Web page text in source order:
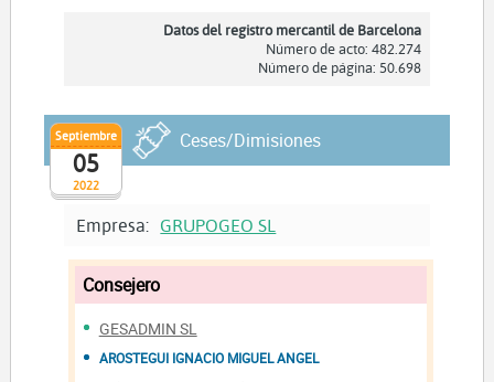
Datos del registro mercantil de Barcelona
Número de acto: 482.274
Número de página: 50.698
2022
Septiembre
05
Ceses/Dimisiones
Empresa: GRUPOGEO SL
Consejero
GESADMIN SL
AROSTEGUI IGNACIO MIGUEL ANGEL